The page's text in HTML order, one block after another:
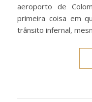
aeroporto de
primeira coisa em
trânsito infernal,